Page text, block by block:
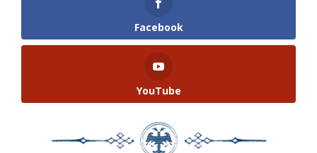
Facebook
YouTube